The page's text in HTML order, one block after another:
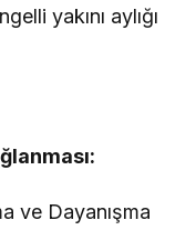
yakını aylığı
ve Dayanışma